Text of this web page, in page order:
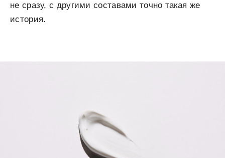
не сразу, с другими составами точно такая же
история.